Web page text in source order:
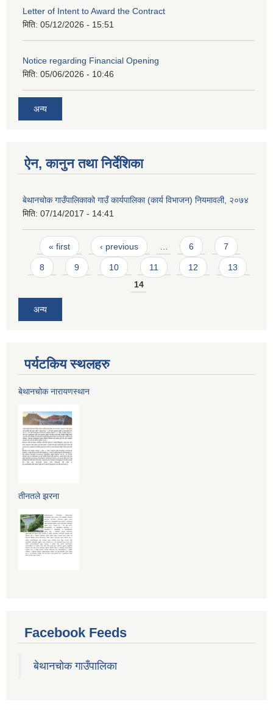
Letter of Intent to Award the Contract
मिति: 05/12/2026 - 15:51
Notice regarding Financial Opening
मिति: 05/06/2026 - 10:46
अन्य
ऐन, कानुन तथा निर्देशिका
बेथानचोक गाउँपालिकाको गाउँ कार्यपालिका (कार्य विभाजन) नियमावली, २०७४
मिति: 07/14/2017 - 14:41
Pages
« first ‹ previous … 6 7
8 9 10 11 12
13
14
अन्य
पर्यटकिय स्थलहरु
बेथानचोक नारायणस्थान
तीनतले झरना
Facebook Feeds
बेथानचोक गाउँपालिका